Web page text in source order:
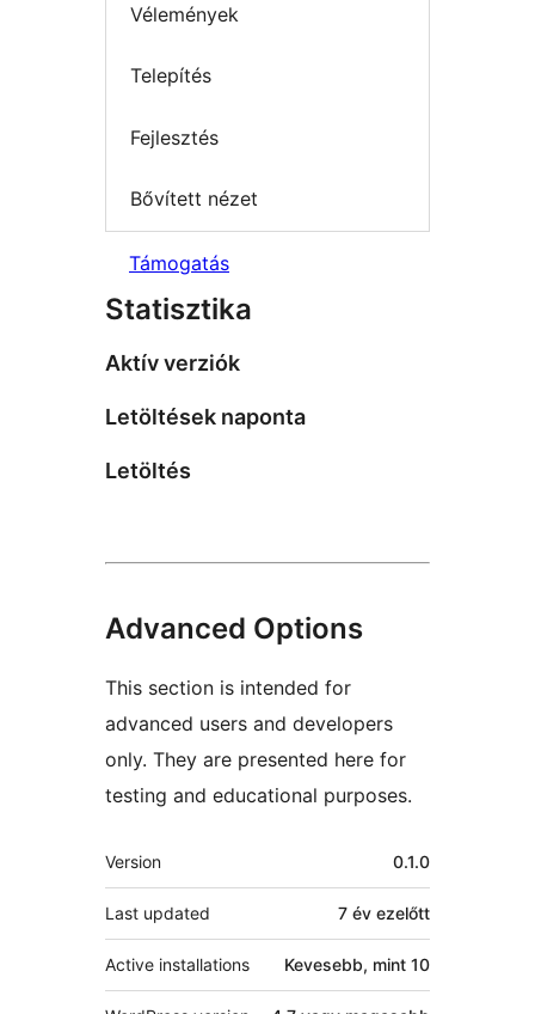
Vélemények
Telepítés
Fejlesztés
Bővített nézet
Támogatás
Statisztika
Aktív verziók
Letöltések naponta
Letöltés
Advanced Options
This section is intended for
advanced users and developers
only. They are presented here for
testing and educational purposes.
Meta
Version 0.1.0
Last updated 7 év ezelőtt
Active installations Kevesebb, mint 10